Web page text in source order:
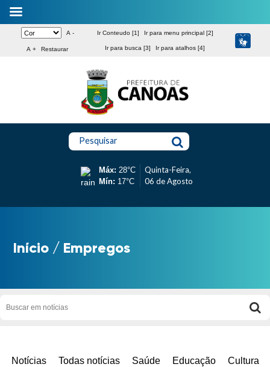
A -
A + Restaurar
Ir Conteudo [1] Ir para menu principal [2]
Ir para busca [3] Ir para atalhos [4]
Pesquisar
Máx: 28°C
Mín: 17°C
Quinta-Feira,
06 de Agosto
Início / Empregos
Notícias Todas notícias Saúde Educação Cultura